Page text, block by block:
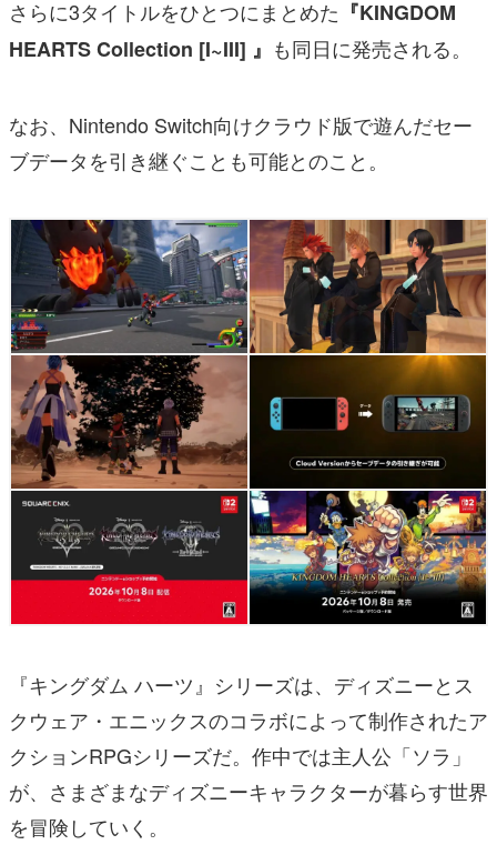
さらに3タイトルをひとつにまとめた 『KINGDOM
HEARTS Collection [I~III] 』 も同日に発売される。
なお、Nintendo Switch向けクラウド版で遊んだセー
ブデータを引き継ぐことも可能とのこと。
『キングダム ハーツ』シリーズは、ディズニーとス
クウェア・エニックスのコラボによって制作されたア
クションRPGシリーズだ。作中では主人公「ソラ」
が、さまざまなディズニーキャラクターが暮らす世界
を冒険していく。